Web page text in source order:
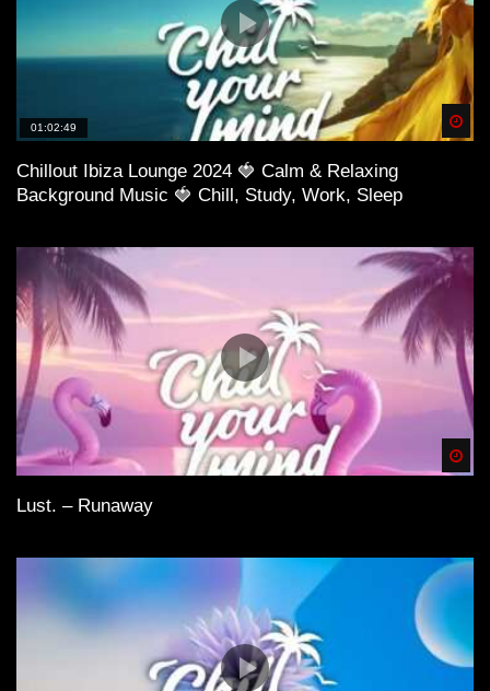
01:02:49
Chillout Ibiza Lounge 2024 🍓 Calm & Relaxing
Background Music 🍓 Chill, Study, Work, Sleep
Lust. – Runaway